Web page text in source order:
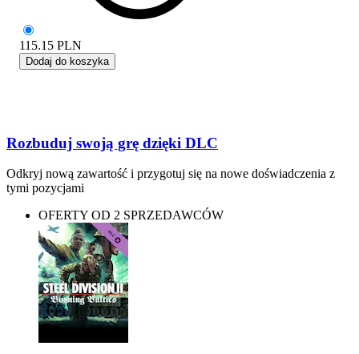
115.15 PLN
Dodaj do koszyka
Rozbuduj swoją grę dzięki DLC
Odkryj nową zawartość i przygotuj się na nowe doświadczenia z
tymi pozycjami
OFERTY OD 2 SPRZEDAWCÓW